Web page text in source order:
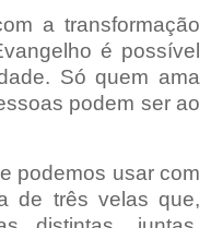
a transformação
é possível
Só quem ama
podem ser ao
podemos usar com
de três velas que,